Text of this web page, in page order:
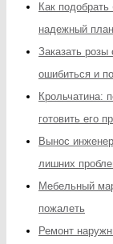
Как
надежный план
Заказать
ошибиться и
Крольчатина:
готовить его
Вынос
лишних
Мебельный
пожалеть
Ремонт